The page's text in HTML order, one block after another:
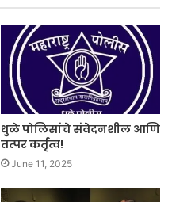
धुळे पोलिसांचे संवेदनशील आणि
तत्पर कर्तृत्व!
June 11, 2025